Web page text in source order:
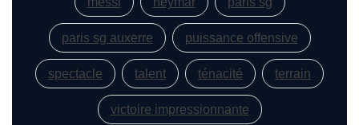
paris sg auxerre puissance offensive
spectacle talent ténacité terrain
victoire impressionnante